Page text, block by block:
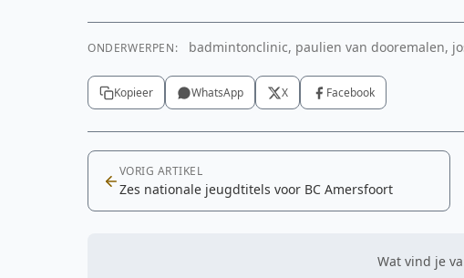
ONDERWERPEN: badmintonclinic, paulien van dooremalen,
Kopieer WhatsApp X Facebook
VORIG ARTIKEL
Zes nationale jeugdtitels voor BC Amersfoort
Wat vind je